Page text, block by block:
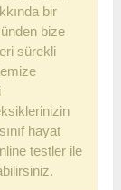
bir
bize
sürekli
hayat
testler ile